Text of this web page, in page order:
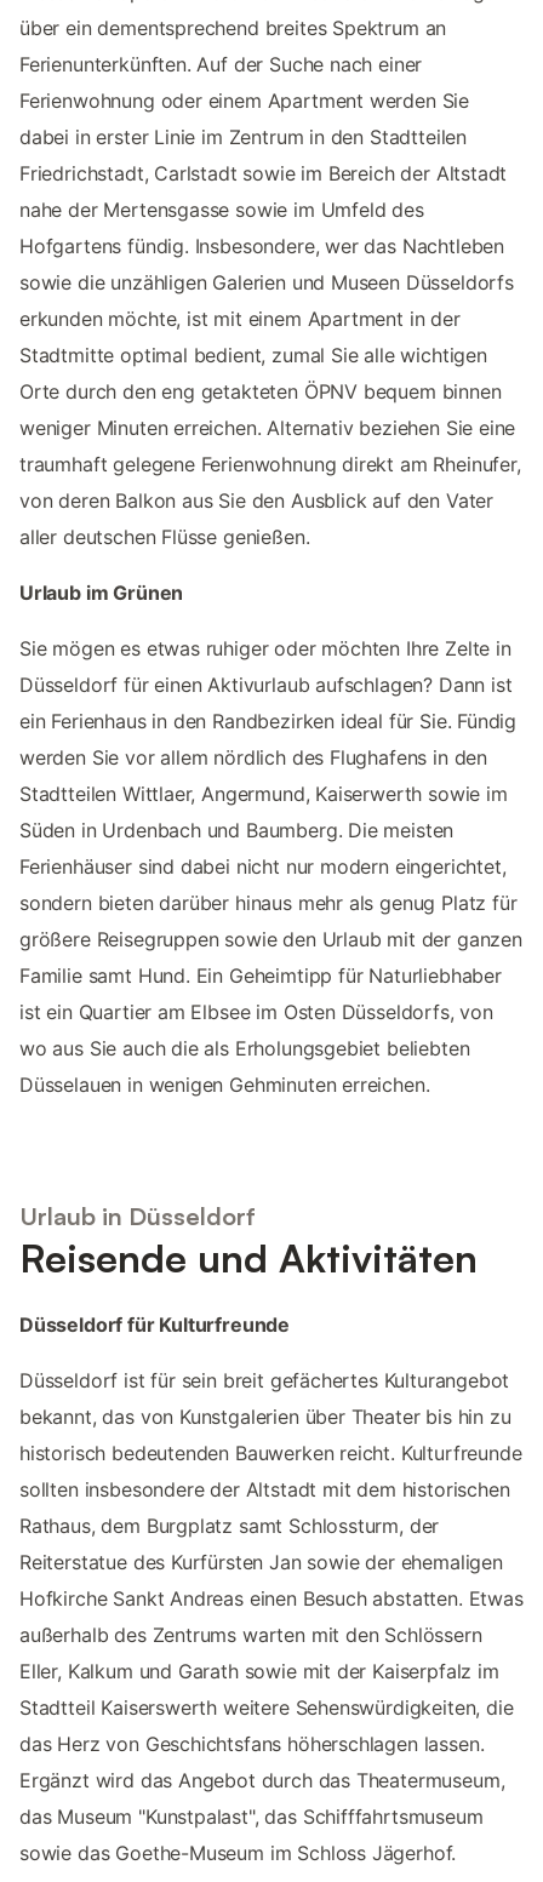
über ein dementsprechend breites Spektrum an
Ferienunterkünften. Auf der Suche nach einer
Ferienwohnung oder einem Apartment werden Sie
dabei in erster Linie im Zentrum in den Stadtteilen
Friedrichstadt, Carlstadt sowie im Bereich der Altstadt
nahe der Mertensgasse sowie im Umfeld des
Hofgartens fündig. Insbesondere, wer das Nachtleben
sowie die unzähligen Galerien und Museen Düsseldorfs
erkunden möchte, ist mit einem Apartment in der
Stadtmitte optimal bedient, zumal Sie alle wichtigen
Orte durch den eng getakteten ÖPNV bequem binnen
weniger Minuten erreichen. Alternativ beziehen Sie eine
traumhaft gelegene Ferienwohnung direkt am Rheinufer,
von deren Balkon aus Sie den Ausblick auf den Vater
aller deutschen Flüsse genießen.
Urlaub im Grünen
Sie mögen es etwas ruhiger oder möchten Ihre Zelte in
Düsseldorf für einen Aktivurlaub aufschlagen? Dann ist
ein Ferienhaus in den Randbezirken ideal für Sie. Fündig
werden Sie vor allem nördlich des Flughafens in den
Stadtteilen Wittlaer, Angermund, Kaiserwerth sowie im
Süden in Urdenbach und Baumberg. Die meisten
Ferienhäuser sind dabei nicht nur modern eingerichtet,
sondern bieten darüber hinaus mehr als genug Platz für
größere Reisegruppen sowie den Urlaub mit der ganzen
Familie samt Hund. Ein Geheimtipp für Naturliebhaber
ist ein Quartier am Elbsee im Osten Düsseldorfs, von
wo aus Sie auch die als Erholungsgebiet beliebten
Düsselauen in wenigen Gehminuten erreichen.
Urlaub in Düsseldorf
Reisende und Aktivitäten
Düsseldorf für Kulturfreunde
Düsseldorf ist für sein breit gefächertes Kulturangebot
bekannt, das von Kunstgalerien über Theater bis hin zu
historisch bedeutenden Bauwerken reicht. Kulturfreunde
sollten insbesondere der Altstadt mit dem historischen
Rathaus, dem Burgplatz samt Schlossturm, der
Reiterstatue des Kurfürsten Jan sowie der ehemaligen
Hofkirche Sankt Andreas einen Besuch abstatten. Etwas
außerhalb des Zentrums warten mit den Schlössern
Eller, Kalkum und Garath sowie mit der Kaiserpfalz im
Stadtteil Kaiserswerth weitere Sehenswürdigkeiten, die
das Herz von Geschichtsfans höherschlagen lassen.
Ergänzt wird das Angebot durch das Theatermuseum,
das Museum "Kunstpalast", das Schifffahrtsmuseum
sowie das Goethe-Museum im Schloss Jägerhof.